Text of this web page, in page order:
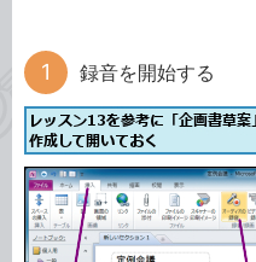
録音を開始する